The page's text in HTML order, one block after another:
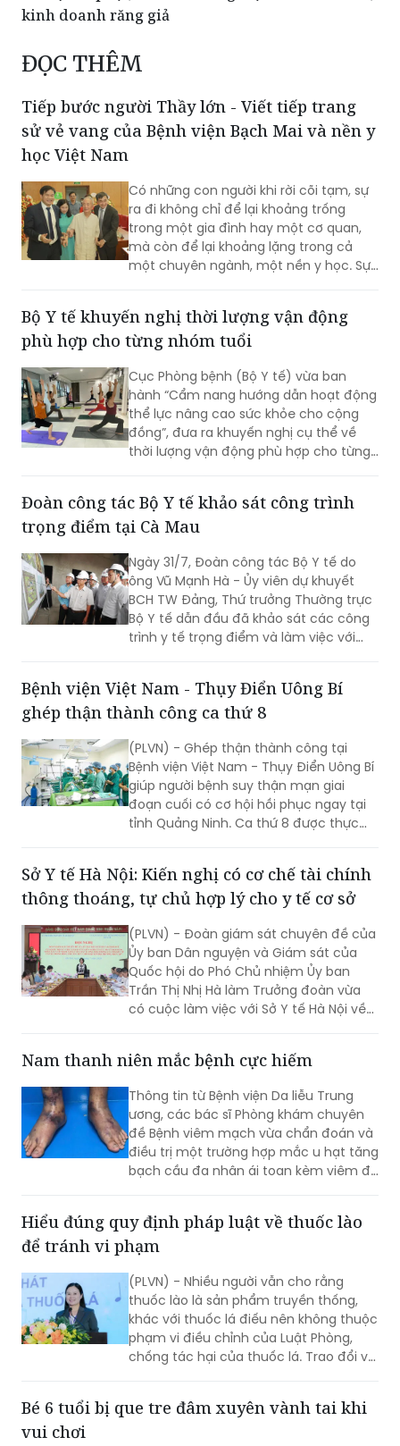
khối u hiếm gặp vùng mũi xoang
Hà Nội xử phạt, đình chỉ hàng loạt cơ sở sản xuất,
kinh doanh răng giả
ĐỌC THÊM
Tiếp bước người Thầy lớn - Viết tiếp trang
sử vẻ vang của Bệnh viện Bạch Mai và nền y
học Việt Nam
Có những con người khi rời cõi tạm, sự
ra đi không chỉ để lại khoảng trống
mà còn để lại khoảng lặng trong cả
một chuyên ngành, một nền y học. Sự
từ biệt của Anh hùng Lao động, Thầy
thuốc Nhân dân, Giáo sư Vũ Văn Đính là
một mất mát như vậy.
Bộ Y tế khuyến nghị thời lượng vận động
phù hợp cho từng nhóm tuổi
Cục Phòng bệnh (Bộ Y tế) vừa ban
hành “Cẩm nang hướng dẫn hoạt động
đồng”, đưa ra khuyến nghị cụ thể về
thời lượng vận động phù hợp cho từng
nhóm tuổi, từ trẻ em dưới 1 tuổi đến
người cao tuổi nhằm nâng cao sức
khỏe và phòng ngừa bệnh tật.
Đoàn công tác Bộ Y tế khảo sát công trình
trọng điểm tại Cà Mau
Ngày 31/7, Đoàn công tác Bộ Y tế do
ông Vũ Mạnh Hà - Ủy viên dự khuyết
Bộ Y tế dẫn đầu đã khảo sát các công
trình y tế trọng điểm và làm việc với
lãnh đạo tỉnh Cà Mau nhằm đánh giá
hiện trạng, tháo gỡ khó khăn, định
hướng phát triển hệ thống y tế địa
phương theo hướng hiện đại, đồng bộ,
đáp ứng yêu cầu chăm sóc sức khỏe
nhân dân trong giai đoạn mới.
Bệnh viện Việt Nam - Thụy Điển Uông Bí
ghép thận thành công ca thứ 8
(PLVN) - Ghép thận thành công tại
Bệnh viện Việt Nam - Thụy Điển Uông Bí
đoạn cuối có cơ hội hồi phục ngay tại
tỉnh Quảng Ninh. Ca thứ 8 được thực
hiện với sự hỗ trợ của Bệnh viện Việt
Đức.
Sở Y tế Hà Nội: Kiến nghị có cơ chế tài chính
thông thoáng, tự chủ hợp lý cho y tế cơ sở
(PLVN) - Đoàn giám sát chuyên đề của
Ủy ban Dân nguyện và Giám sát của
Trần Thị Nhị Hà làm Trưởng đoàn vừa
có cuộc làm việc với Sở Y tế Hà Nội về
việc “giải quyết kiến nghị của cử tri về
bảo đảm nhân lực y tế nhằm nâng cao
chất lượng hoạt động của trạm y tế
(TYT) trong bối cảnh tổ chức chính
quyền địa phương 2 cấp (CQĐP2C)”.
Nam thanh niên mắc bệnh cực hiếm
Thông tin từ Bệnh viện Da liễu Trung
ương, các bác sĩ Phòng khám chuyên
điều trị một trường hợp mắc u hạt tăng
bạch cầu đa nhân ái toan kèm viêm đa
mạch (Eosinophilic Granulomatosis
with Polyangiitis - EGPA) – một bệnh lý
viêm mạch máu kích thước nhỏ và
trung bình rất hiếm gặp, đặc biệt ở
người châu Á.
Hiểu đúng quy định pháp luật về thuốc lào
để tránh vi phạm
(PLVN) - Nhiều người vẫn cho rằng
thuốc lào là sản phẩm truyền thống,
phạm vi điều chỉnh của Luật Phòng,
chống tác hại của thuốc lá. Trao đổi với